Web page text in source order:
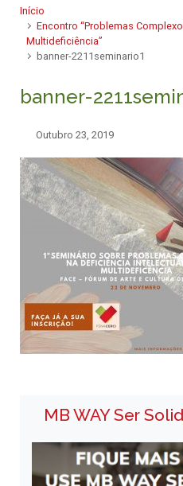
Início
Encontro “Problemas
Multideficiência”
banner-2211seminario1
banner-
Outubro 23, 2019
MB WAY Ser